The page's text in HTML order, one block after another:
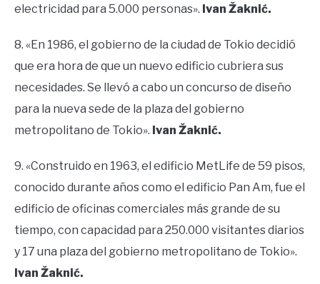
electricidad para 5.000 personas». Ivan Žaknić.
8. «En 1986, el gobierno de la ciudad de Tokio decidió
que era hora de que un nuevo edificio cubriera sus
necesidades. Se llevó a cabo un concurso de diseño
para la nueva sede de la plaza del gobierno
metropolitano de Tokio». Ivan Žaknić.
9. «Construido en 1963, el edificio MetLife de 59 pisos,
conocido durante años como el edificio Pan Am, fue el
edificio de oficinas comerciales más grande de su
tiempo, con capacidad para 250.000 visitantes diarios
y 17 una plaza del gobierno metropolitano de Tokio».
Ivan Žaknić.